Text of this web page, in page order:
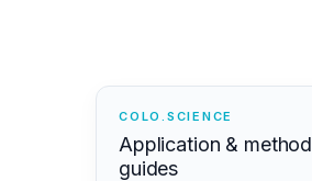
COLO.SCIENCE
Application & method
guides